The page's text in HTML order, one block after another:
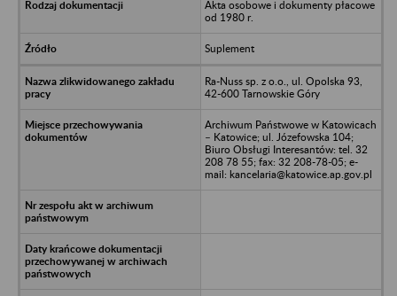
Akta osobowe i dokumenty płacowe
od 1980 r.
Suplement
Ra-Nuss sp. z o.o., ul. Opolska 93,
42-600 Tarnowskie Góry
Archiwum Państwowe w Katowicach
– Katowice; ul. Józefowska 104;
Biuro Obsługi Interesantów: tel. 32
208 78 55; fax: 32 208-78-05; e-
mail: kancelaria@katowice.ap.gov.pl